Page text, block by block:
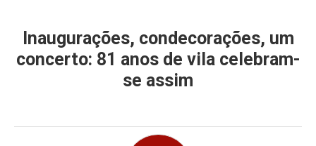
Inaugurações, condecorações, um
concerto: 81 anos de vila celebram-
se assim